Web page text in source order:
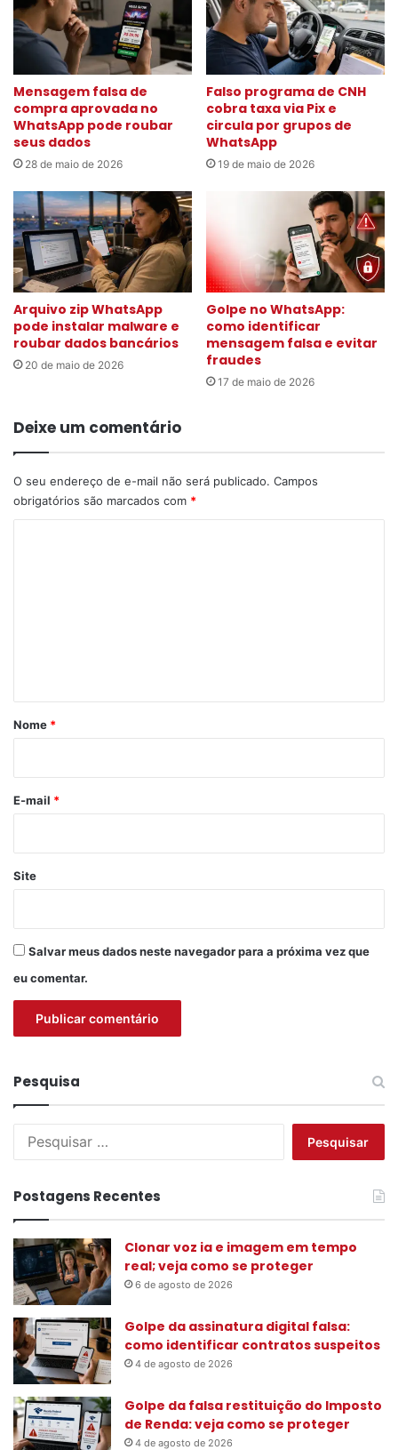
Mensagem falsa de
compra aprovada no
WhatsApp pode roubar
seus dados
28 de maio de 2026
Falso programa de CNH
cobra taxa via Pix e
circula por grupos de
WhatsApp
19 de maio de 2026
Arquivo zip WhatsApp
pode instalar malware e
roubar dados bancários
20 de maio de 2026
Golpe no WhatsApp:
como identificar
mensagem falsa e evitar
fraudes
17 de maio de 2026
Deixe um comentário
O seu endereço de e-mail não será publicado. Campos
obrigatórios são marcados com *
r
*
Nome *
E-mail *
Site
Salvar meus dados neste navegador para a próxima vez que
eu comentar.
Pesquisa
s
a
o
r
Postagens Recentes
Clonar voz ia e imagem em tempo
real; veja como se proteger
6 de agosto de 2026
Golpe da assinatura digital falsa:
como identificar contratos suspeitos
4 de agosto de 2026
Golpe da falsa restituição do Imposto
de Renda: veja como se proteger
4 de agosto de 2026